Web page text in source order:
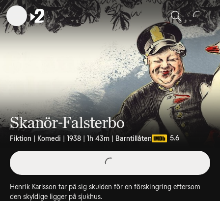
Sök
Skanör-Falsterbo
Fiktion | Komedi | 1938 | 1h 43m | Barntillåten 5.6
Henrik Karlsson tar på sig skulden för en förskingring eftersom
den skyldige ligger på sjukhus.